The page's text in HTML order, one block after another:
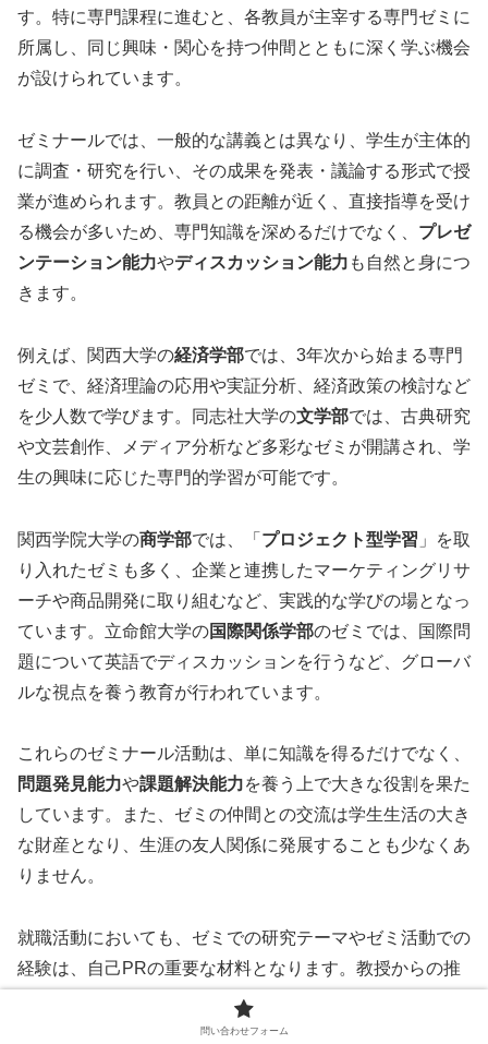
す。特に専門課程に進むと、各教員が主宰する専門ゼミに
所属し、同じ興味・関心を持つ仲間とともに深く学ぶ機会
が設けられています。
ゼミナールでは、一般的な講義とは異なり、学生が主体的
に調査・研究を行い、その成果を発表・議論する形式で授
業が進められます。教員との距離が近く、直接指導を受け
る機会が多いため、専門知識を深めるだけでなく、 プレゼ
ンテーション能力やディスカッション能力 も自然と身につ
きます。
例えば、関西大学の経済学部では、3年次から始まる専門
ゼミで、経済理論の応用や実証分析、経済政策の検討など
を少人数で学びます。同志社大学の文学部では、古典研究
や文芸創作、メディア分析など多彩なゼミが開講され、学
生の興味に応じた専門的学習が可能です。
関西学院大学の商学部では、「 プロジェクト型学習 」を取
り入れたゼミも多く、企業と連携したマーケティングリサ
ーチや商品開発に取り組むなど、実践的な学びの場となっ
ています。立命館大学の国際関係学部のゼミでは、国際問
題について英語でディスカッションを行うなど、グローバ
ルな視点を養う教育が行われています。
これらのゼミナール活動は、単に知識を得るだけでなく、
問題発見能力や課題解決能力を養う上で大きな役割を果た
しています。また、ゼミの仲間との交流は学生生活の大き
な財産となり、生涯の友人関係に発展することも少なくあ
りません。
就職活動においても、ゼミでの研究テーマやゼミ活動での
経験は、自己PRの重要な材料となります。教授からの推
薦状や就職相談など、ゼミを通じたサポートも受けられる
ため、進路選択においても大きな助けとなるでしょう。
問い合わせフォーム